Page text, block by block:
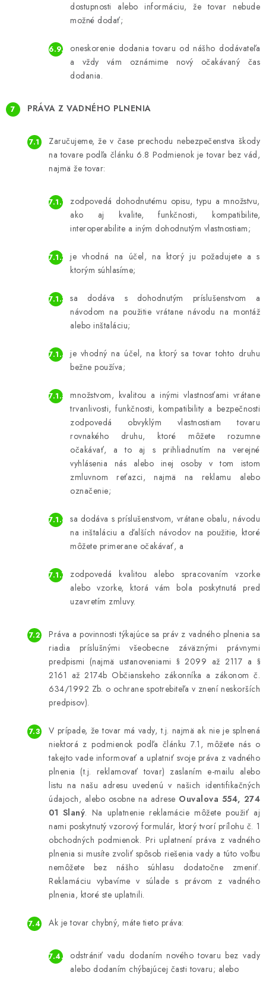
dostupnosti alebo informáciu, že tovar nebude
možné dodať;
oneskorenie dodania tovaru od nášho dodávateľa
a vždy vám oznámime nový očakávaný čas
dodania.
PRÁVA Z VADNÉHO PLNENIA
Zaručujeme, že v čase prechodu nebezpečenstva škody
na tovare podľa článku 6.8 Podmienok je tovar bez vád,
najmä že tovar:
zodpovedá dohodnutému opisu, typu a množstvu,
ako aj kvalite, funkčnosti, kompatibilite,
interoperabilite a iným dohodnutým vlastnostiam;
je vhodná na účel, na ktorý ju požadujete a s
ktorým súhlasíme;
sa dodáva s dohodnutým príslušenstvom a
návodom na použitie vrátane návodu na montáž
alebo inštaláciu;
je vhodný na účel, na ktorý sa tovar tohto druhu
bežne používa;
množstvom, kvalitou a inými vlastnosťami vrátane
trvanlivosti, funkčnosti, kompatibility a bezpečnosti
zodpovedá obvyklým vlastnostiam tovaru
rovnakého druhu, ktoré môžete rozumne
očakávať, a to aj s prihliadnutím na verejné
vyhlásenia nás alebo inej osoby v tom istom
zmluvnom reťazci, najmä na reklamu alebo
označenie;
sa dodáva s príslušenstvom, vrátane obalu, návodu
na inštaláciu a ďalších návodov na použitie, ktoré
môžete primerane očakávať, a
zodpovedá kvalitou alebo spracovaním vzorke
alebo vzorke, ktorá vám bola poskytnutá pred
uzavretím zmluvy.
Práva a povinnosti týkajúce sa práv z vadného plnenia sa
riadia príslušnými všeobecne záväznými právnymi
predpismi (najmä ustanoveniami § 2099 až 2117 a §
2161 až 2174b Občianskeho zákonníka a zákonom č.
634/1992 Zb. o ochrane spotrebiteľa v znení neskorších
predpisov).
V prípade, že tovar má vady, t.j. najmä ak nie je splnená
niektorá z podmienok podľa článku 7.1, môžete nás o
takejto vade informovať a uplatniť svoje práva z vadného
plnenia (t.j. reklamovať tovar) zaslaním e-mailu alebo
listu na našu adresu uvedenú v našich identifikačných
údajoch, alebo osobne na adrese Ouvalova 554, 274
01 Slaný. Na uplatnenie reklamácie môžete použiť aj
nami poskytnutý vzorový formulár, ktorý tvorí prílohu č. 1
obchodných podmienok. Pri uplatnení práva z vadného
plnenia si musíte zvoliť spôsob riešenia vady a túto voľbu
nemôžete bez nášho súhlasu dodatočne zmeniť.
Reklamáciu vybavíme v súlade s právom z vadného
plnenia, ktoré ste uplatnili.
Ak je tovar chybný, máte tieto práva:
odstrániť vadu dodaním nového tovaru bez vady
alebo dodaním chýbajúcej časti tovaru; alebo